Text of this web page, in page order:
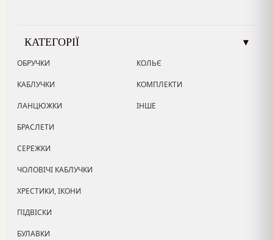
КАТЕГОРІЇ ▾
ОБРУЧКИ
КАБЛУЧКИ
ЛАНЦЮЖКИ
БРАСЛЕТИ
СЕРЕЖКИ
ЧОЛОВІЧІ КАБЛУЧКИ
ХРЕСТИКИ, ІКОНИ
ПІДВІСКИ
БУЛАВКИ
КОЛЬЄ
КОМПЛЕКТИ
ІНШЕ